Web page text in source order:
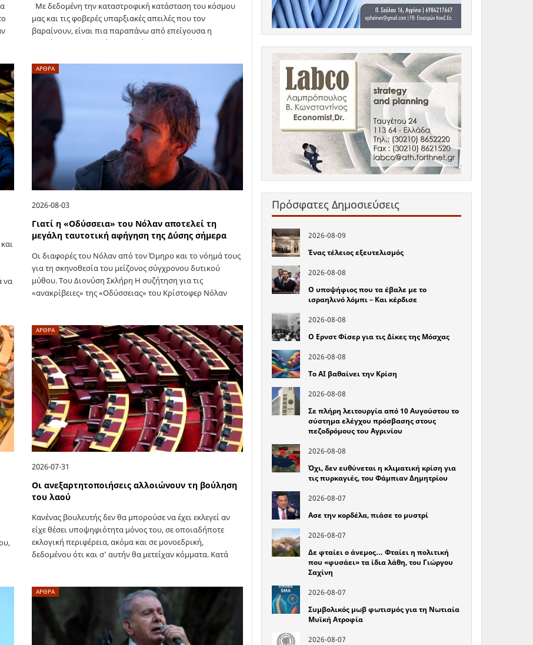
Με δεδομένη την καταστροφική κατάσταση του κόσμου
μας και τις φοβερές υπαρξιακές απειλές που τον
βαραίνουν, είναι πια παραπάνω από επείγουσα η
αναζήτηση και ανακάλυψη εκείνων των δυνάμεων που
που…
να
ΑΡΘΡΑ
2026-08-03
Γιατί η «Οδύσσεια» του Νόλαν αποτελεί τη
μεγάλη ταυτοτική αφήγηση της Δύσης σήμερα
Οι διαφορές του Νόλαν από τον Όμηρο και το νόημά τους
για τη σκηνοθεσία του μείζονος σύγχρονου δυτικού
μύθου. Του Διονύση Σκλήρη Η συζήτηση για τις
«ανακρίβειες» της «Οδύσσειας» του Κρίστοφερ Νόλαν
ΑΡΘΡΑ
2026-07-31
Οι ανεξαρτητοποιήσεις αλλοιώνουν τη βούληση
του λαού
Κανένας βουλευτής δεν θα μπορούσε να έχει εκλεγεί αν
είχε θέσει υποψηφιότητα μόνος του, σε οποιαδήποτε
εκλογική περιφέρεια, ακόμα και σε μονοεδρική,
δεδομένου ότι και σ’ αυτήν θα μετείχαν κόμματα. Κατά
ΑΡΘΡΑ
Πρόσφατες Δημοσιεύσεις
2026-08-09
Ένας τέλειος εξευτελισμός
2026-08-08
Ο υποψήφιος που τα έβαλε με το
ισραηλινό λόμπι – Και κέρδισε
2026-08-08
Ο Ερνστ Φίσερ για τις Δίκες της Μόσχας
2026-08-08
Το ΑΙ βαθαίνει την Κρίση
2026-08-08
Σε πλήρη λειτουργία από 10 Αυγούστου το
σύστημα ελέγχου πρόσβασης στους
πεζοδρόμους του Αγρινίου
2026-08-08
Όχι, δεν ευθύνεται η κλιματική κρίση για
τις πυρκαγιές, του Φάμπιαν Δημητρίου
2026-08-07
Ασε την κορδέλα, πιάσε το μυστρί
2026-08-07
Δε φταίει ο άνεμος… Φταίει η πολιτική
που «φυσάει» τα ίδια λάθη, του Γιώργου
Σαχίνη
2026-08-07
Συμβολικός μωβ φωτισμός για τη Νωτιαία
Μυϊκή Ατροφία
2026-08-07